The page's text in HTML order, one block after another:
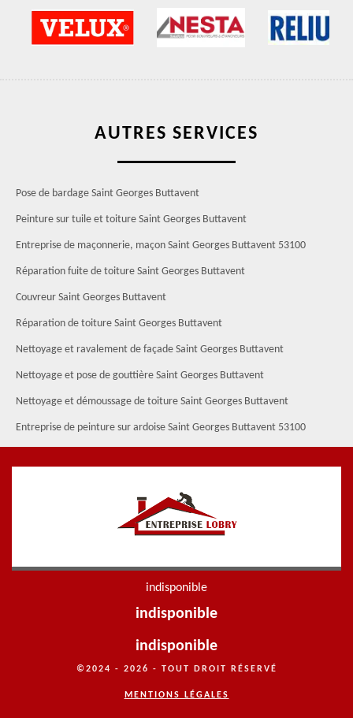
AUTRES SERVICES
Pose de bardage Saint Georges Buttavent
Peinture sur tuile et toiture Saint Georges Buttavent
Entreprise de maçonnerie, maçon Saint Georges Buttavent 53100
Réparation fuite de toiture Saint Georges Buttavent
Couvreur Saint Georges Buttavent
Réparation de toiture Saint Georges Buttavent
Nettoyage et ravalement de façade Saint Georges Buttavent
Nettoyage et pose de gouttière Saint Georges Buttavent
Nettoyage et démoussage de toiture Saint Georges Buttavent
Entreprise de peinture sur ardoise Saint Georges Buttavent 53100
indisponible
indisponible
indisponible
©2024 - 2026 - TOUT DROIT RÉSERVÉ
MENTIONS LÉGALES